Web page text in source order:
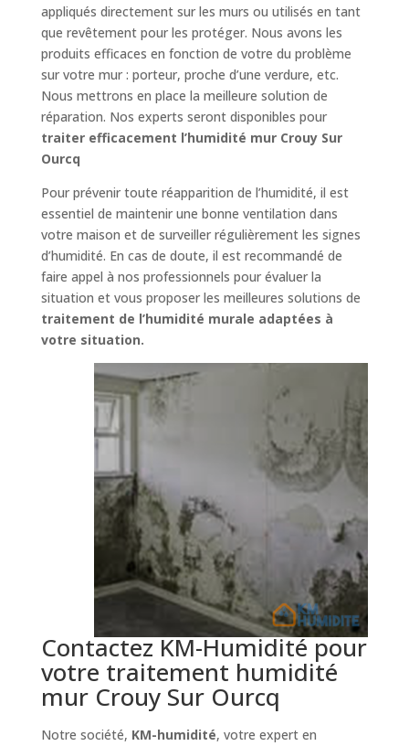
appliqués directement sur les murs ou utilisés en tant
que revêtement pour les protéger. Nous avons les
produits efficaces en fonction de votre du problème
sur votre mur : porteur, proche d’une verdure, etc.
Nous mettrons en place la meilleure solution de
réparation. Nos experts seront disponibles pour
traiter efficacement l’humidité mur Crouy Sur
Ourcq
Pour prévenir toute réapparition de l’humidité, il est
essentiel de maintenir une bonne ventilation dans
votre maison et de surveiller régulièrement les signes
d’humidité. En cas de doute, il est recommandé de
faire appel à nos professionnels pour évaluer la
situation et vous proposer les meilleures solutions de
traitement de l’humidité murale adaptées à
votre situation.
Contactez KM-Humidité pour
votre traitement humidité
mur Crouy Sur Ourcq
Notre société, KM-humidité, votre expert en